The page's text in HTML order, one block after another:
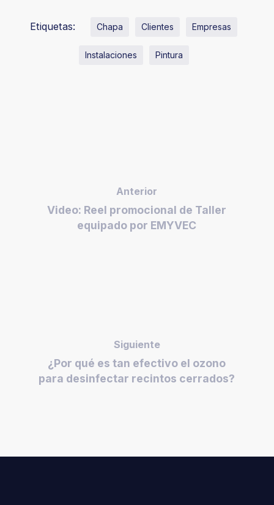
Etiquetas: Chapa Clientes Empresas
Instalaciones Pintura
Anterior
Video: Reel promocional de Taller
equipado por EMYVEC
Siguiente
¿Por qué es tan efectivo el ozono
para desinfectar recintos cerrados?